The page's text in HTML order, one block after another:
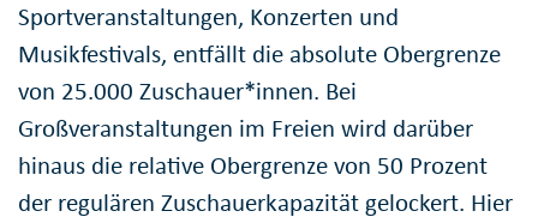
Sportveranstaltungen, Konzerten und
Musikfestivals, entfällt die absolute Obergrenze
von 25.000 Zuschauer*innen. Bei
Großveranstaltungen im Freien wird darüber
hinaus die relative Obergrenze von 50 Prozent
der regulären Zuschauerkapazität gelockert. Hier